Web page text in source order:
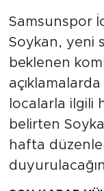
Samsunspor
Soykan, yeni
beklenen
localarla ilgili
belirten
hafta